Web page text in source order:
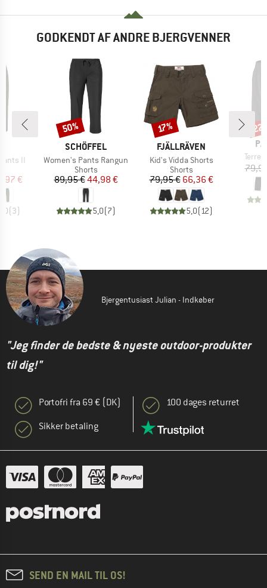
GODKENDT AF ANDRE BJERGVENNER
II
pris
€
(3)
MÆRKE
SCHÖFFEL
Artikel
Women's Pants Rangun
Produktgruppe
Shorts
Pris
89,95 €Nedsat pris
44,98 €
5,0(7)
Rabat
50%
MÆRKE
FJÄLLRÄVEN
Artikel
Kid's Vidda Shorts
Produktgruppe
Shorts
Pris
79,95 €Nedsat pris
66,36 €
5,0( 12)
Rabat
17%
Artikel
Bjergentusiast Julian - Indkøber
"Jeg finder de bedste & nyeste outdoor-produkter
til dig!"
Portofri fra 69 € (DK)
Sikker betaling
100 dages returret
SEND EN MAIL TIL OS!